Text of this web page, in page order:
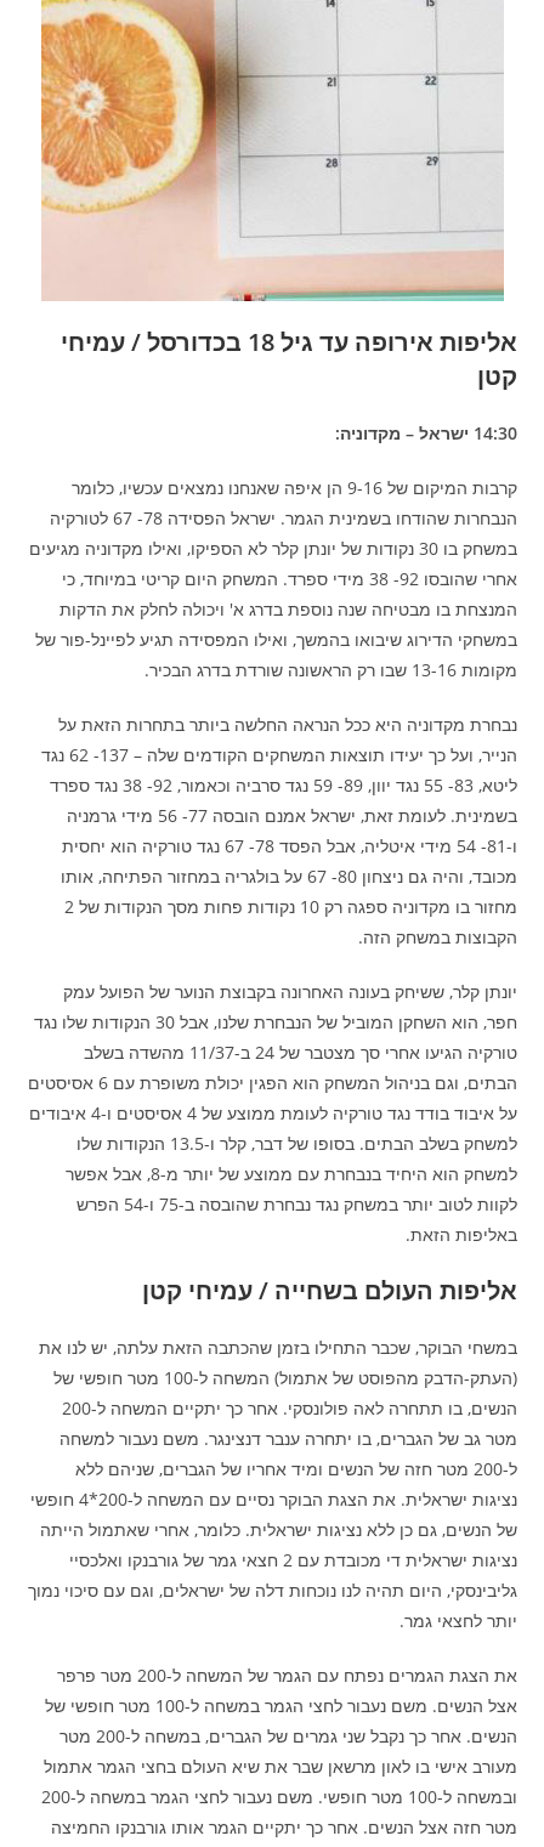
אליפות אירופה עד גיל 18 בכדורסל / עמיחי
קטן
14:30 ישראל – מקדוניה:
קרבות המיקום של 9-16 הן איפה שאנחנו נמצאים עכשיו, כלומר
הנבחרות שהודחו בשמינית הגמר. ישראל הפסידה 78- 67 לטורקיה
במשחק בו 30 נקודות של יונתן קלר לא הספיקו, ואילו מקדוניה מגיעים
אחרי שהובסו 92- 38 מידי ספרד. המשחק היום קריטי במיוחד, כי
המנצחת בו מבטיחה שנה נוספת בדרג א' ויכולה לחלק את הדקות
במשחקי הדירוג שיבואו בהמשך, ואילו המפסידה תגיע לפיינל-פור של
מקומות 13-16 שבו רק הראשונה שורדת בדרג הבכיר.
נבחרת מקדוניה היא ככל הנראה החלשה ביותר בתחרות הזאת על
הנייר, ועל כך יעידו תוצאות המשחקים הקודמים שלה – 137- 62 נגד
ליטא, 83- 55 נגד יוון, 89- 59 נגד סרביה וכאמור, 92- 38 נגד ספרד
בשמינית. לעומת זאת, ישראל אמנם הובסה 77- 56 מידי גרמניה
ו-81- 54 מידי איטליה, אבל הפסד 78- 67 נגד טורקיה הוא יחסית
מכובד, והיה גם ניצחון 80- 67 על בולגריה במחזור הפתיחה, אותו
מחזור בו מקדוניה ספגה רק 10 נקודות פחות מסך הנקודות של 2
הקבוצות במשחק הזה.
יונתן קלר, ששיחק בעונה האחרונה בקבוצת הנוער של הפועל עמק
חפר, הוא השחקן המוביל של הנבחרת שלנו, אבל 30 הנקודות שלו נגד
טורקיה הגיעו אחרי סך מצטבר של 24 ב-11/37 מהשדה בשלב
הבתים, וגם בניהול המשחק הוא הפגין יכולת משופרת עם 6 אסיסטים
על איבוד בודד נגד טורקיה לעומת ממוצע של 4 אסיסטים ו-4 איבודים
למשחק בשלב הבתים. בסופו של דבר, קלר ו-13.5 הנקודות שלו
למשחק הוא היחיד בנבחרת עם ממוצע של יותר מ-8, אבל אפשר
לקוות לטוב יותר במשחק נגד נבחרת שהובסה ב-75 ו-54 הפרש
באליפות הזאת.
אליפות העולם בשחייה / עמיחי קטן
במשחי הבוקר, שכבר התחילו בזמן שהכתבה הזאת עלתה, יש לנו את
(העתק-הדבק מהפוסט של אתמול) המשחה ל-100 מטר חופשי של
הנשים, בו תתחרה לאה פולונסקי. אחר כך יתקיים המשחה ל-200
מטר גב של הגברים, בו יתחרה ענבר דנצינגר. משם נעבור למשחה
ל-200 מטר חזה של הנשים ומיד אחריו של הגברים, שניהם ללא
נציגות ישראלית. את הצגת הבוקר נסיים עם המשחה ל-200*4 חופשי
של הנשים, גם כן ללא נציגות ישראלית. כלומר, אחרי שאתמול הייתה
נציגות ישראלית די מכובדת עם 2 חצאי גמר של גורבנקו ואלכסיי
גליבינסקי, היום תהיה לנו נוכחות דלה של ישראלים, וגם עם סיכוי נמוך
יותר לחצאי גמר.
את הצגת הגמרים נפתח עם הגמר של המשחה ל-200 מטר פרפר
אצל הנשים. משם נעבור לחצי הגמר במשחה ל-100 מטר חופשי של
הנשים. אחר כך נקבל שני גמרים של הגברים, במשחה ל-200 מטר
מעורב אישי בו לאון מרשאן שבר את שיא העולם בחצי הגמר אתמול
ובמשחה ל-100 מטר חופשי. משם נעבור לחצי הגמר במשחה ל-200
מטר חזה אצל הנשים. אחר כך יתקיים הגמר אותו גורבנקו החמיצה